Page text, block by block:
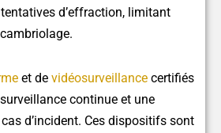
d’effraction, limitant
et de vidéosurveillance certifiés
continue et une
d’incident. Ces dispositifs sont